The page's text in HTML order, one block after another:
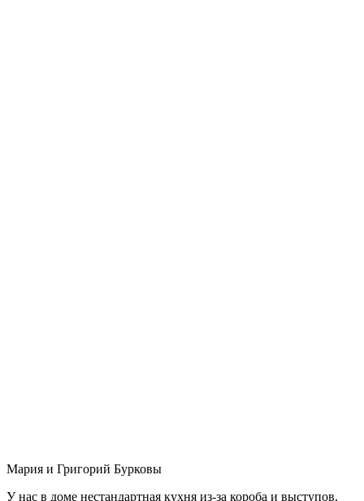
Мария и Григорий Бурковы
У нас в доме нестандартная кухня из-за короба и выступов,